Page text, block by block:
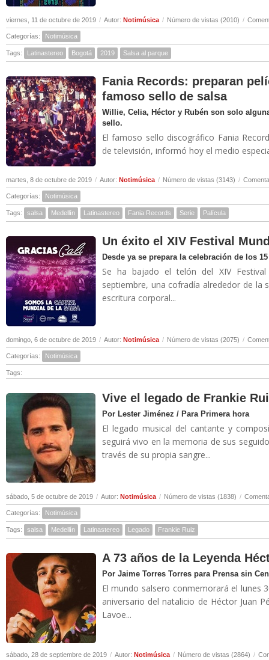
viernes, 11 de octubre de 2019 / Autor: Notimúsica / Número de vistas (2010) /
Categorías: Notimúsica
Tags: Latinastereo Bogotá 2019 Salsa al parque
Fania Records: preparan
famoso sello de salsa
Willie, Celia, Héctor y Rubén son solo
sello.
El famoso sello discográfico Fania
de televisión, informó hoy el medio
martes, 8 de octubre de 2019 / Autor: Notimúsica / Número de vistas (3143) /
Categorías: Notimúsica
Tags: salsa Medellín Latinastereo Fania Records Serie Palícula
Un éxito el XIV Festival
Desde ya se prepara la celebración de los
Se ha bajado el telón del XIV
septiembre, una cofradía alrededor de la
escritura corporal...
domingo, 6 de octubre de 2019 / Autor: Notimúsica / Número de vistas (2075) /
Categorías: Notimúsica
Tags:
Vive el legado de Frankie
Por Lester Jiménez / Para Primera hora
El legado musical del cantante y
seguirá vivo en la memoria de sus
través de su propia sangre...
sábado, 5 de octubre de 2019 / Autor: Notimúsica / Número de vistas (1838) /
Categorías: Notimúsica
Tags: salsa Medellín Latinastereo Legado Frankie Ruiz
A 73 años de la Leyenda
Por Jaime Torres Torres para Prensa sin
El mundo salsero conmemorará el lunes
aniversario del natalicio de Héctor Juan
Lavoe...
sábado, 28 de septiembre de 2019 / Autor: Notimúsica / Número de vistas (2864) /